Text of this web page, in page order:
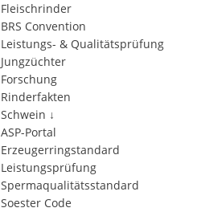
Fleischrinder
BRS Convention
Leistungs- & Qualitätsprüfung
Jungzüchter
Forschung
Rinderfakten
Schwein ↓
ASP-Portal
Erzeugerringstandard
Leistungsprüfung
Spermaqualitätsstandard
Soester Code